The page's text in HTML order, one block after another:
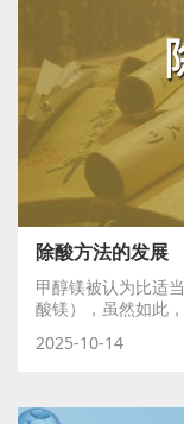
除酸方法的发展
甲醇镁被认为比适
酸镁），虽然如此
2025-10-14